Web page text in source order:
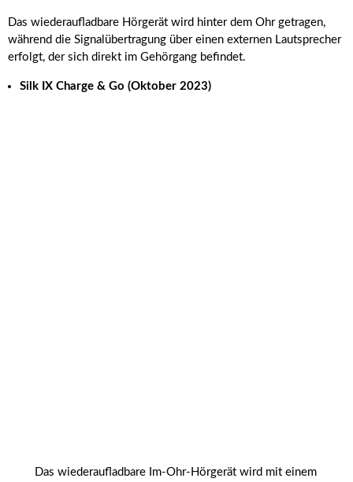
Das wiederaufladbare Hörgerät wird hinter dem Ohr getragen,
während die Signalübertragung über einen externen Lautsprecher
erfolgt, der sich direkt im Gehörgang befindet.
Silk IX Charge & Go (Oktober 2023)
Das wiederaufladbare Im-Ohr-Hörgerät wird mit einem